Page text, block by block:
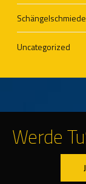
Schängelschmiede
Uncategorized
Werde